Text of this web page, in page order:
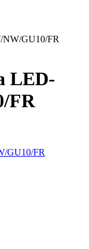
NW/GU10/FR
LED-
FR